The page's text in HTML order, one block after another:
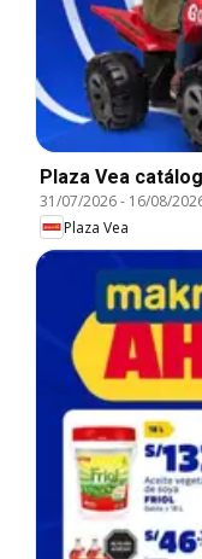
Plaza Vea
31/07/2026- 16/08/
Plaza Vea